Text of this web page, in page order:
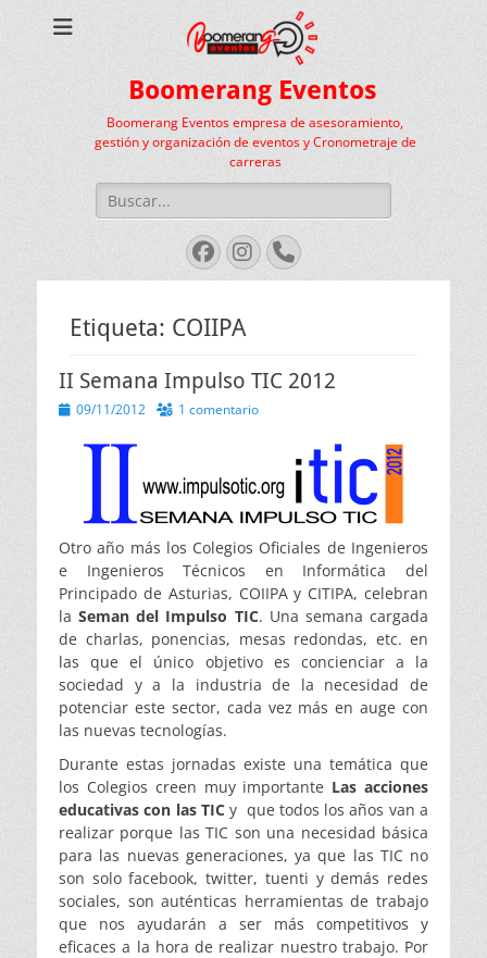
Boomerang Eventos
Boomerang Eventos empresa de asesoramiento,
gestión y organización de eventos y Cronometraje de
carreras
Buscar:
Facebook
Instagram
Teléfono
Etiqueta: COIIPA
II Semana Impulso TIC 2012
Publicado
09/11/2012 1 comentario
Otro año más los Colegios Oficiales de Ingenieros
e Ingenieros Técnicos en Informática del
Principado de Asturias, COIIPA y CITIPA, celebran
laSeman del Impulso TIC. Una semana cargada
de charlas, ponencias, mesas redondas, etc. en
las que el único objetivo es concienciar a la
sociedad y a la industria de la necesidad de
potenciar este sector, cada vez más en auge con
las nuevas tecnologías.
Durante estas jornadas existe una temática que
los Colegios creen muy importante Las acciones
educativas con las TICy que todos los años van a
realizar porque las TIC son una necesidad básica
para las nuevas generaciones, ya que las TIC no
son solo facebook, twitter, tuenti y demás redes
sociales, son auténticas herramientas de trabajo
que nos ayudarán a ser más competitivos y
eficaces a la hora de realizar nuestro trabajo. Por